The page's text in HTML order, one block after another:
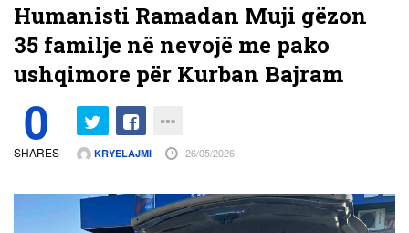
Humanisti Ramadan Muji gëzon
35 familje në nevojë me pako
ushqimore për Kurban Bajram
0
SHARES KRYELAJMI 26/05/2026